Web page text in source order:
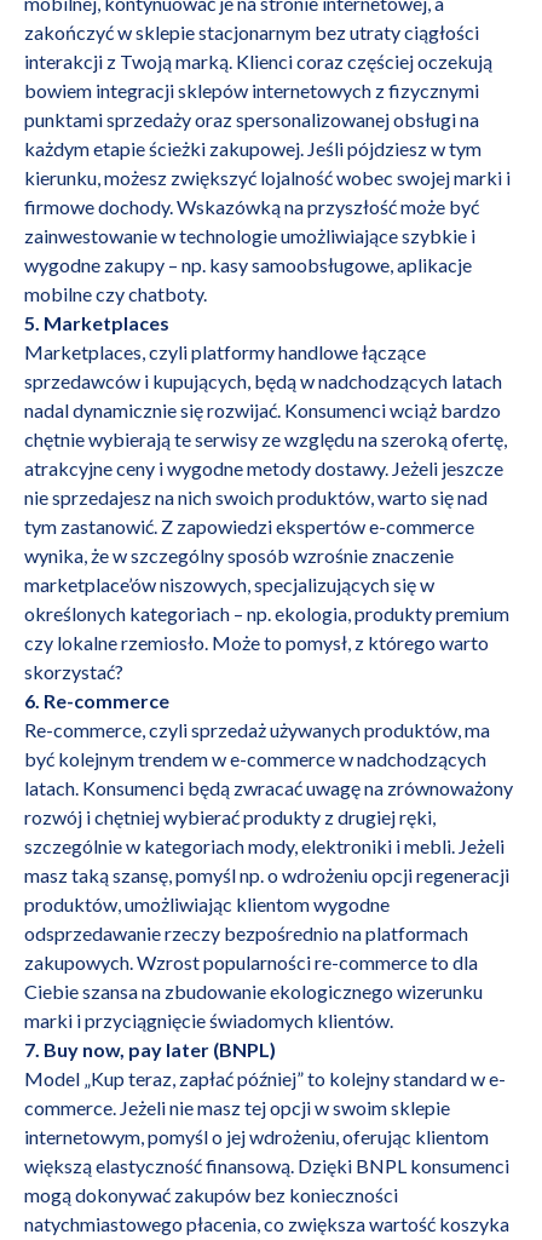
zakończyć w sklepie stacjonarnym bez utraty ciągłości
interakcji z Twoją marką. Klienci coraz częściej oczekują
bowiem integracji sklepów internetowych z fizycznymi
punktami sprzedaży oraz spersonalizowanej obsługi na
każdym etapie ścieżki zakupowej. Jeśli pójdziesz w tym
kierunku, możesz zwiększyć lojalność wobec swojej marki i
firmowe dochody. Wskazówką na przyszłość może być
zainwestowanie w technologie umożliwiające szybkie i
wygodne zakupy – np. kasy samoobsługowe, aplikacje
mobilne czy chatboty.
5. Marketplaces
Marketplaces, czyli platformy handlowe łączące
sprzedawców i kupujących, będą w nadchodzących latach
nadal dynamicznie się rozwijać. Konsumenci wciąż bardzo
chętnie wybierają te serwisy ze względu na szeroką ofertę,
atrakcyjne ceny i wygodne metody dostawy. Jeżeli jeszcze
nie sprzedajesz na nich swoich produktów, warto się nad
tym zastanowić. Z zapowiedzi ekspertów e-commerce
wynika, że w szczególny sposób wzrośnie znaczenie
marketplace’ów niszowych, specjalizujących się w
określonych kategoriach – np. ekologia, produkty premium
czy lokalne rzemiosło. Może to pomysł, z którego warto
skorzystać?
6. Re-commerce
Re-commerce, czyli sprzedaż używanych produktów, ma
być kolejnym trendem w e-commerce w nadchodzących
latach. Konsumenci będą zwracać uwagę na zrównoważony
rozwój i chętniej wybierać produkty z drugiej ręki,
szczególnie w kategoriach mody, elektroniki i mebli. Jeżeli
masz taką szansę, pomyśl np. o wdrożeniu opcji regeneracji
produktów, umożliwiając klientom wygodne
odsprzedawanie rzeczy bezpośrednio na platformach
zakupowych. Wzrost popularności re-commerce to dla
Ciebie szansa na zbudowanie ekologicznego wizerunku
marki i przyciągnięcie świadomych klientów.
7. Buy now, pay later (BNPL)
Model „Kup teraz, zapłać później”to kolejny standard w e-
commerce. Jeżeli nie masz tej opcji w swoim sklepie
internetowym, pomyśl o jej wdrożeniu, oferując klientom
większą elastyczność finansową. Dzięki BNPL konsumenci
mogą dokonywać zakupów bez konieczności
natychmiastowego płacenia, co zwiększa wartość koszyka